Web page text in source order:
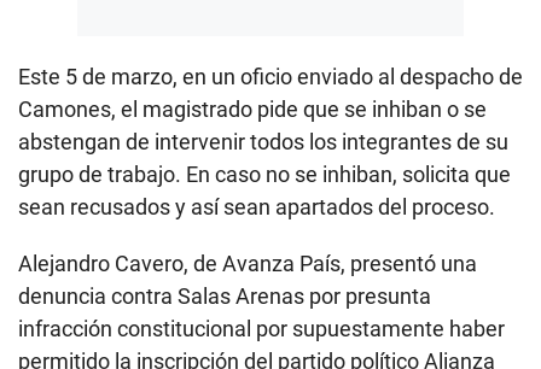
Este 5 de marzo, en un oficio enviado al despacho de
Camones, el magistrado pide que se inhiban o se
abstengan de intervenir todos los integrantes de su
grupo de trabajo. En caso no se inhiban, solicita que
sean recusados y así sean apartados del proceso.
Alejandro Cavero, de Avanza País, presentó una
denuncia contra Salas Arenas por presunta
infracción constitucional por supuestamente haber
permitido la inscripción del partido político Alianza